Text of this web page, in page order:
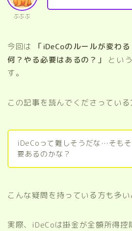
ぶぶぶ
今回は
「iDeCoのルールが変わ
何？やる必要はあるの？」
とい
す。
この記事を読んでくださっている
iDeCoって難しそうだな…そも
要あるのかな？
こんな疑問を持っている方も多い
実際、iDeCoは掛金が全額所得控